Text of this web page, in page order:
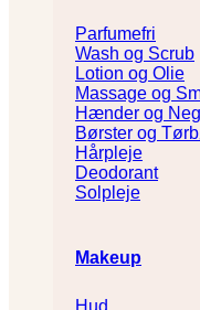
Parfumefri
Wash og Scrub
Lotion og Olie
Massage og
Hænder og
Børster og
Hårpleje
Deodorant
Solpleje
Makeup